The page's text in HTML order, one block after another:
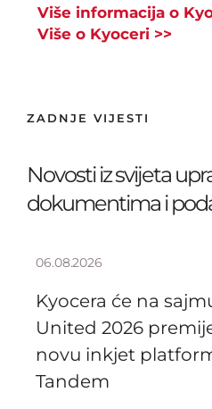
Više informacija o
Više o Kyoceri >>
ZADNJE VIJESTI
Novosti iz svijeta
dokumentima i
06.08.2026
Kyocera će na
United 2026
novu inkjet
Tandem